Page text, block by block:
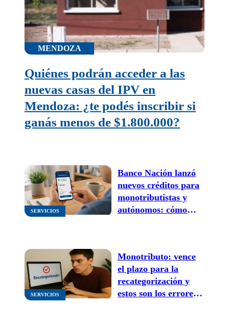
MENDOZA
Quiénes podrán acceder a las
nuevas casas del IPV en
Mendoza: ¿te podés inscribir si
ganás menos de $1.800.000?
SERVICIOS
Banco Nación lanzó
nuevos créditos para
monotributistas y
autónomos: cómo
SERVICIOS
Monotributo: vence
el plazo para la
recategorización y
estos son los errores